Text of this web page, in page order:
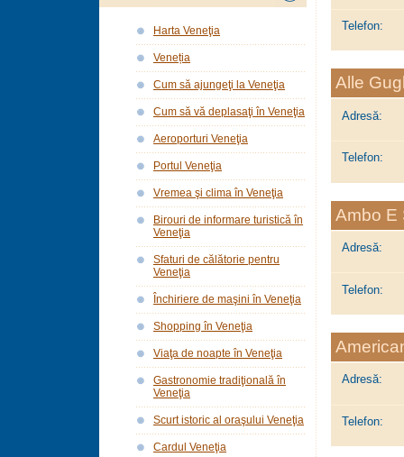
Telefon:
Alle
Adresă:
Telefon:
Ambo E
Adresă:
Telefon:
Adresă:
Telefon:
Harta Veneţia
Veneția
Cum să ajungeţi la Veneţia
Cum să vă deplasaţi în Veneţia
Aeroporturi Veneţia
Portul Veneţia
Vremea şi clima în Veneţia
Birouri de informare turistică în
Veneţia
Sfaturi de călătorie pentru
Veneţia
Închiriere de maşini în Veneţia
Shopping în Veneţia
Viaţa de noapte în Veneţia
Gastronomie tradiţională în
Veneţia
Scurt istoric al oraşului Veneţia
Cardul Veneţia